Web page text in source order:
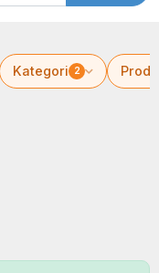
Kategori 2